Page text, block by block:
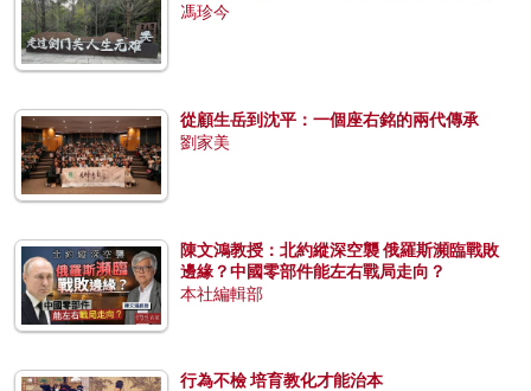
馮珍今
從顧生岳到沈平：一個座右銘的兩代傳承
劉家美
陳文鴻教授：北約縱深空襲 俄羅斯瀕臨戰敗
邊緣？中國零部件能左右戰局走向？
本社編輯部
行為不檢 培育教化才能治本